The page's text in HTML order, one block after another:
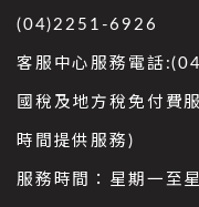
(04)2251-6926
客服中心服務電話
國稅及地方稅免付費
時間提供服務)
服務時間：星期一至